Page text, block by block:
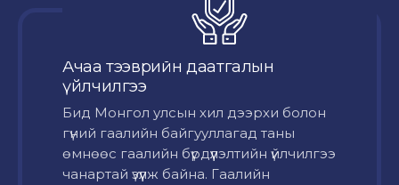
Ачаа тээврийн даатгалын
үйлчилгээ
Бид Монгол улсын хил дээрхи болон
гүний гаалийн байгууллагад таны
өмнөөс гаалийн бүрдүүлэлтийн үйлчилгээ
чанартай үзүүлж байна. Гаалийн